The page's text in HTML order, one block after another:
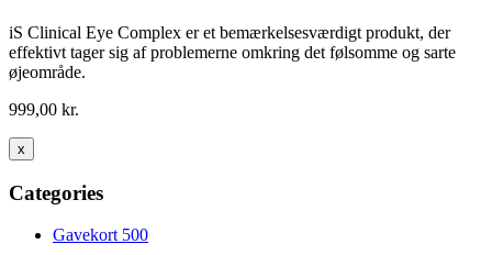
iS Clinical Eye Complex er et bemærkelsesværdigt produkt, der
effektivt tager sig af problemerne omkring det følsomme og sarte
øjeområde.
999,00 kr.
x
Categories
Gavekort 500